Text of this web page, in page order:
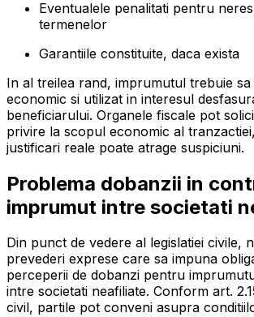
Eventualele penalitati pentru
termenelor
Garantiile constituite, daca exista
In al treilea rand, imprumutul trebuie
economic si utilizat in interesul
beneficiarului. Organele fiscale pot
privire la scopul economic al
justificari reale poate atrage suspiciuni.
Problema dobanzii in
imprumut intre societati
Din punct de vedere al legislatiei civile,
prevederi exprese care sa impuna
perceperii de dobanzi pentru
intre societati neafiliate. Conform art.
civil, partile pot conveni asupra